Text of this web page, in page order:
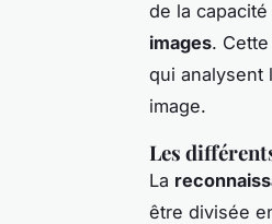
de la
images.
qui analysent
image.
Les
La
être divisée